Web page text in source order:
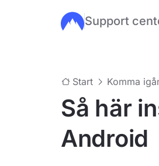
Hoppa tillSupport
Start Komma
Så här
Android